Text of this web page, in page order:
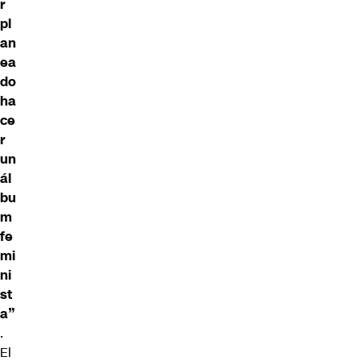
r
pl
an
ea
do
ha
ce
r
un
ál
bu
m
fe
mi
ni
st
a”
.
El